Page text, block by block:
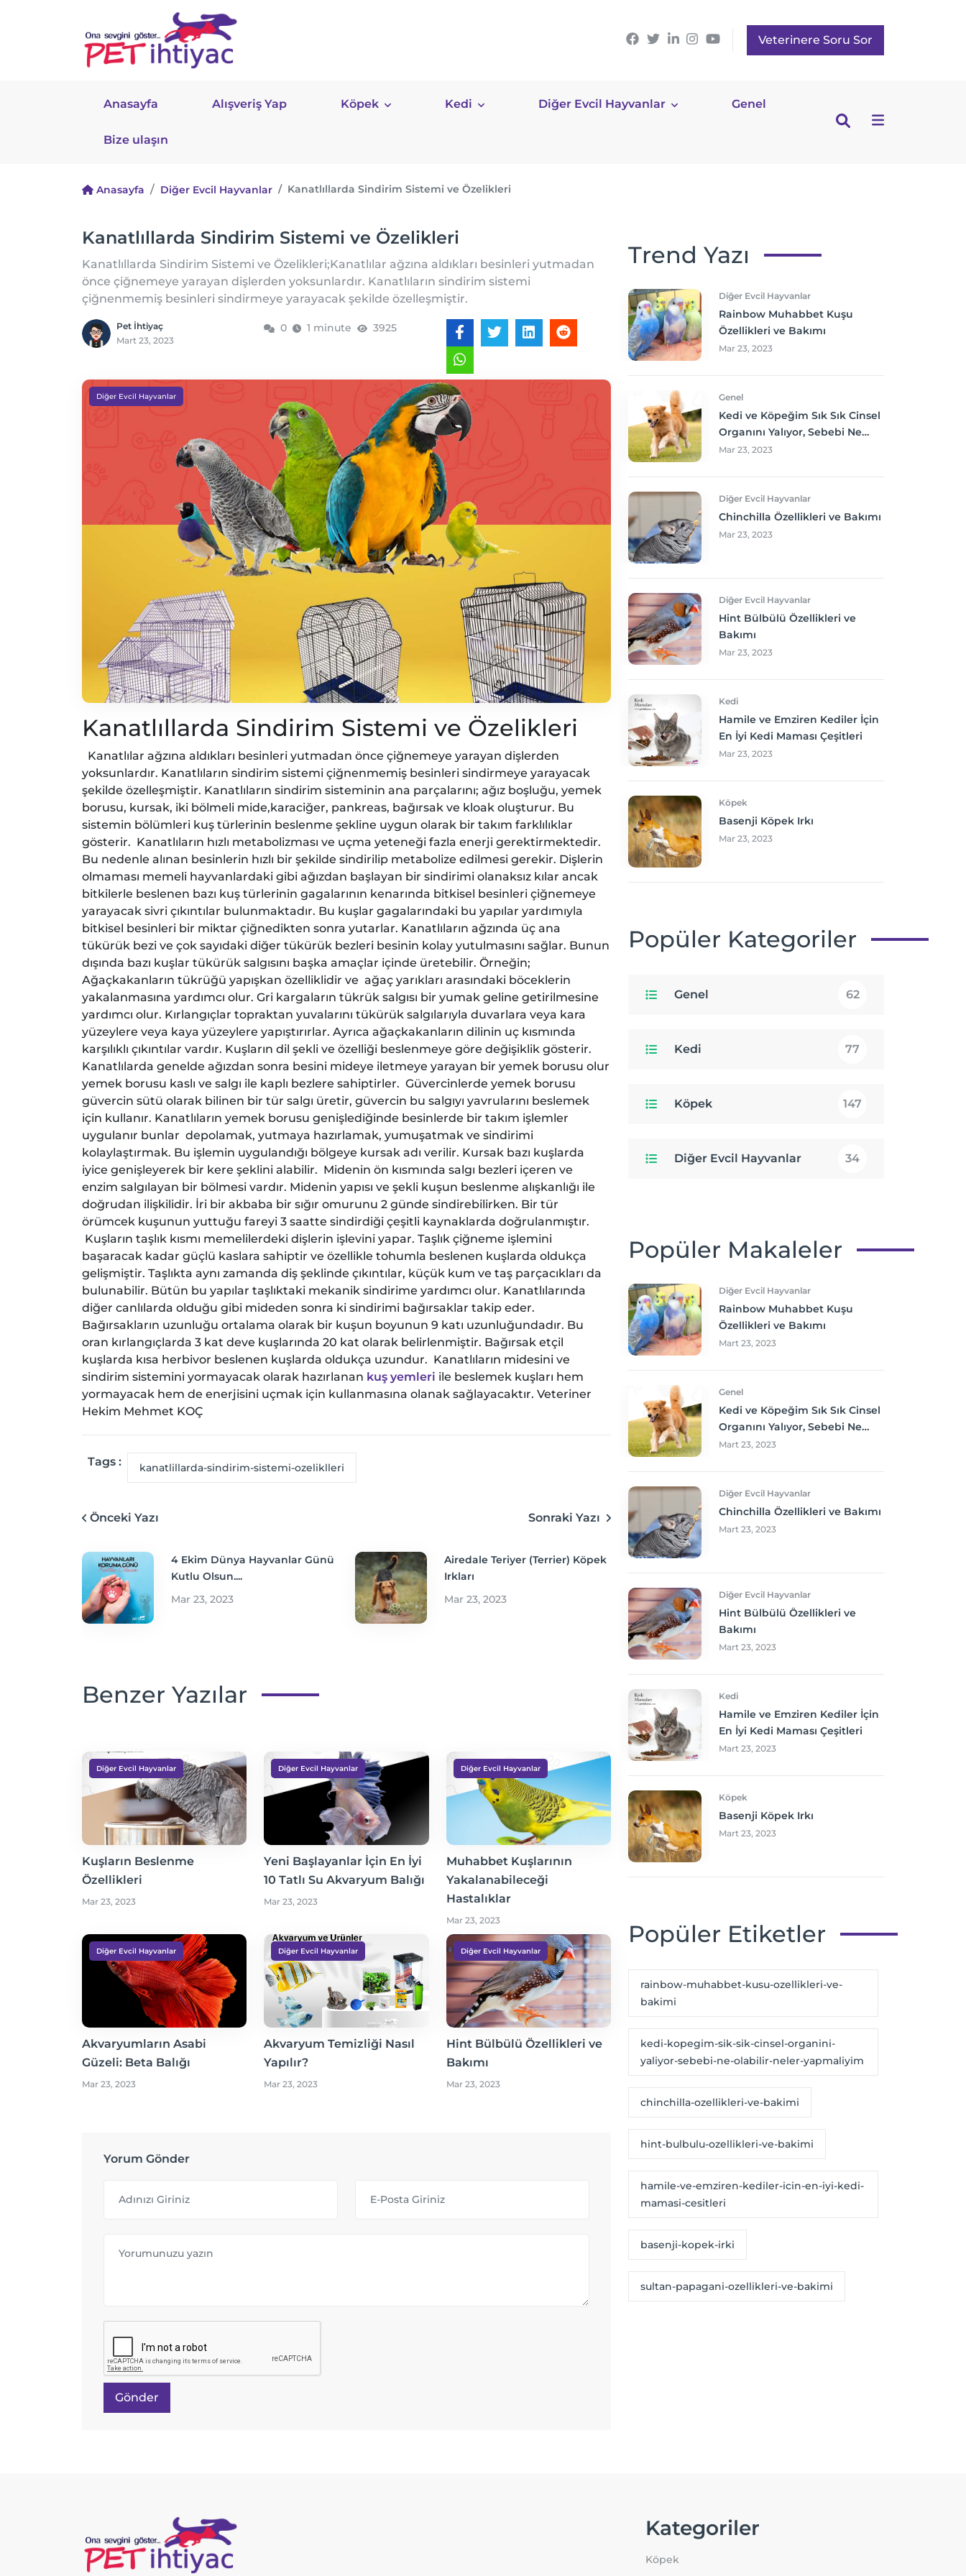
Veterinere Soru Sor
Anasayfa Alışveriş Yap Köpek Kedi Diğer Evcil Hayvanlar Genel
Bize ulaşın
Anasayfa Diğer Evcil Hayvanlar Kanatlıllarda Sindirim Sistemi ve Özelikleri
Kanatlıllarda Sindirim Sistemi ve Özelikleri
Kanatlıllarda Sindirim Sistemi ve Özelikleri;Kanatlılar ağzına aldıkları besinleri yutmadan
önce çiğnemeye yarayan dişlerden yoksunlardır. Kanatlıların sindirim sistemi
çiğnenmemiş besinleri sindirmeye yarayacak şekilde özelleşmiştir.
Pet İhtiyaç
Mart 23, 2023
0 1 minute 3925
Diğer Evcil Hayvanlar
Kanatlıllarda Sindirim Sistemi ve Özelikleri
Kanatlılar ağzına aldıkları besinleri yutmadan önce çiğnemeye yarayan dişlerden
yoksunlardır. Kanatlıların sindirim sistemi çiğnenmemiş besinleri sindirmeye yarayacak
şekilde özelleşmiştir. Kanatlıların sindirim sisteminin ana parçalarını; ağız boşluğu, yemek
borusu, kursak, iki bölmeli mide,karaciğer, pankreas, bağırsak ve kloak oluşturur. Bu
sistemin bölümleri kuş türlerinin beslenme şekline uygun olarak bir takım farklılıklar
gösterir. Kanatlıların hızlı metabolizması ve uçma yeteneği fazla enerji gerektirmektedir.
Bu nedenle alınan besinlerin hızlı bir şekilde sindirilip metabolize edilmesi gerekir. Dişlerin
olmaması memeli hayvanlardaki gibi ağızdan başlayan bir sindirimi olanaksız kılar ancak
bitkilerle beslenen bazı kuş türlerinin gagalarının kenarında bitkisel besinleri çiğnemeye
yarayacak sivri çıkıntılar bulunmaktadır. Bu kuşlar gagalarındaki bu yapılar yardımıyla
bitkisel besinleri bir miktar çiğnedikten sonra yutarlar. Kanatlıların ağzında üç ana
tükürük bezi ve çok sayıdaki diğer tükürük bezleri besinin kolay yutulmasını sağlar. Bunun
dışında bazı kuşlar tükürük salgısını başka amaçlar içinde üretebilir. Örneğin;
Ağaçkakanların tükrüğü yapışkan özelliklidir ve ağaç yarıkları arasındaki böceklerin
yakalanmasına yardımcı olur. Gri kargaların tükrük salgısı bir yumak geline getirilmesine
yardımcı olur. Kırlangıçlar topraktan yuvalarını tükürük salgılarıyla duvarlara veya kara
yüzeylere veya kaya yüzeylere yapıştırırlar. Ayrıca ağaçkakanların dilinin uç kısmında
karşılıklı çıkıntılar vardır. Kuşların dil şekli ve özelliği beslenmeye göre değişiklik gösterir.
Kanatlılarda genelde ağızdan sonra besini mideye iletmeye yarayan bir yemek borusu olur
yemek borusu kaslı ve salgı ile kaplı bezlere sahiptirler. Güvercinlerde yemek borusu
güvercin sütü olarak bilinen bir tür salgı üretir, güvercin bu salgıyı yavrularını beslemek
için kullanır. Kanatlıların yemek borusu genişlediğinde besinlerde bir takım işlemler
uygulanır bunlar depolamak, yutmaya hazırlamak, yumuşatmak ve sindirimi
kolaylaştırmak. Bu işlemin uygulandığı bölgeye kursak adı verilir. Kursak bazı kuşlarda
iyice genişleyerek bir kere şeklini alabilir. Midenin ön kısmında salgı bezleri içeren ve
enzim salgılayan bir bölmesi vardır. Midenin yapısı ve şekli kuşun beslenme alışkanlığı ile
doğrudan ilişkilidir. İri bir akbaba bir sığır omurunu 2 günde sindirebilirken. Bir tür
örümcek kuşunun yuttuğu fareyi 3 saatte sindirdiği çeşitli kaynaklarda doğrulanmıştır.
Kuşların taşlık kısmı memelilerdeki dişlerin işlevini yapar. Taşlık çiğneme işlemini
başaracak kadar güçlü kaslara sahiptir ve özellikle tohumla beslenen kuşlarda oldukça
gelişmiştir. Taşlıkta aynı zamanda diş şeklinde çıkıntılar, küçük kum ve taş parçacıkları da
bulunabilir. Bütün bu yapılar taşlıktaki mekanik sindirime yardımcı olur. Kanatlılarında
diğer canlılarda olduğu gibi mideden sonra ki sindirimi bağırsaklar takip eder.
Bağırsakların uzunluğu ortalama olarak bir kuşun boyunun 9 katı uzunluğundadır. Bu
oran kırlangıçlarda 3 kat deve kuşlarında 20 kat olarak belirlenmiştir. Bağırsak etçil
kuşlarda kısa herbivor beslenen kuşlarda oldukça uzundur. Kanatlıların midesini ve
sindirim sistemini yormayacak olarak hazırlanan kuş yemleri ile beslemek kuşları hem
yormayacak hem de enerjisini uçmak için kullanmasına olanak sağlayacaktır. Veteriner
Hekim Mehmet KOÇ
Tags : kanatlillarda-sindirim-sistemi-ozeliklleri
Önceki Yazı Sonraki Yazı
4 Ekim Dünya Hayvanlar Günü
Kutlu Olsun....
Mar 23, 2023
Airedale Teriyer (Terrier) Köpek
Irkları
Mar 23, 2023
Benzer Yazılar
Diğer Evcil Hayvanlar
Kuşların Beslenme
Özellikleri
Mar 23, 2023
Diğer Evcil Hayvanlar
Yeni Başlayanlar İçin En İyi
10 Tatlı Su Akvaryum Balığı
Mar 23, 2023
Diğer Evcil Hayvanlar
Muhabbet Kuşlarının
Yakalanabileceği
Hastalıklar
Mar 23, 2023
Diğer Evcil Hayvanlar
Akvaryumların Asabi
Güzeli: Beta Balığı
Mar 23, 2023
Diğer Evcil Hayvanlar
Akvaryum Temizliği Nasıl
Yapılır?
Mar 23, 2023
Diğer Evcil Hayvanlar
Hint Bülbülü Özellikleri ve
Bakımı
Mar 23, 2023
Yorum Gönder
Gönder
Trend Yazı
Diğer Evcil Hayvanlar
Rainbow Muhabbet Kuşu
Özellikleri ve Bakımı
Mar 23, 2023
Genel
Kedi ve Köpeğim Sık Sık Cinsel
Organını Yalıyor, Sebebi Ne
Olabilir? Neler yapmalıyım?
Mar 23, 2023
Diğer Evcil Hayvanlar
Chinchilla Özellikleri ve Bakımı
Mar 23, 2023
Diğer Evcil Hayvanlar
Hint Bülbülü Özellikleri ve
Bakımı
Mar 23, 2023
Kedi
Hamile ve Emziren Kediler İçin
En İyi Kedi Maması Çeşitleri
Mar 23, 2023
Köpek
Basenji Köpek Irkı
Mar 23, 2023
Popüler Kategoriler
Genel 62
Kedi 77
Köpek 147
Diğer Evcil Hayvanlar 34
Popüler Makaleler
Diğer Evcil Hayvanlar
Rainbow Muhabbet Kuşu
Özellikleri ve Bakımı
Mart 23, 2023
Genel
Kedi ve Köpeğim Sık Sık Cinsel
Organını Yalıyor, Sebebi Ne
Olabilir? Neler yapmalıyım?
Mart 23, 2023
Diğer Evcil Hayvanlar
Chinchilla Özellikleri ve Bakımı
Mart 23, 2023
Diğer Evcil Hayvanlar
Hint Bülbülü Özellikleri ve
Bakımı
Mart 23, 2023
Kedi
Hamile ve Emziren Kediler İçin
En İyi Kedi Maması Çeşitleri
Mart 23, 2023
Köpek
Basenji Köpek Irkı
Mart 23, 2023
Popüler Etiketler
rainbow-muhabbet-kusu-ozellikleri-ve-
bakimi
kedi-kopegim-sik-sik-cinsel-organini-
yaliyor-sebebi-ne-olabilir-neler-yapmaliyim
chinchilla-ozellikleri-ve-bakimi
hint-bulbulu-ozellikleri-ve-bakimi
hamile-ve-emziren-kediler-icin-en-iyi-kedi-
mamasi-cesitleri
basenji-kopek-irki
sultan-papagani-ozellikleri-ve-bakimi
Kategoriler
Köpek